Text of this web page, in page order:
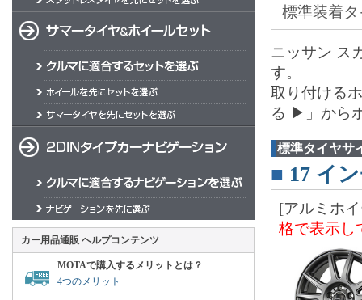
カー用品通販 ヘルプコンテンツ
MOTAで購入するメリットとは？
4つのメリット
標準装着タ
ニッサン ス
す。
取り付ける
る ▶」から
標準タイヤサ
■ 17 イ
[アルミホ
格で表示し